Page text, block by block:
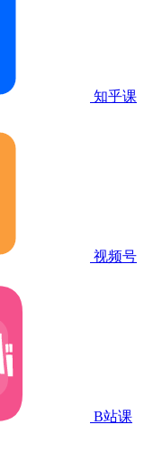
知乎课
视频号
B站课